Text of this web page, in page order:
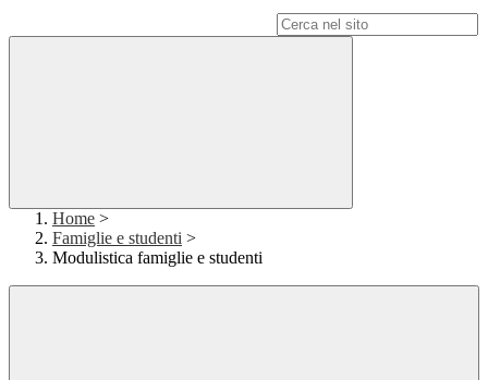
Home >
Famiglie e studenti >
Modulistica famiglie e studenti